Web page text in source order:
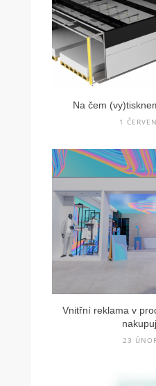
Na čem
1
Vnitřní reklama v
23